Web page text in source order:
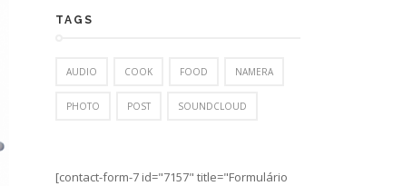
TAGS
AUDIO COOK FOOD NAMERA
PHOTO POST SOUNDCLOUD
[contact-form-7 id="7157" title="Formulário